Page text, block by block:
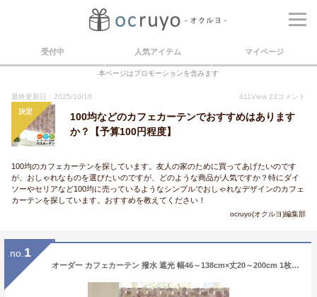
受付中 人気アイテム マイページ
本ページはプロモーションを含みます
最終更新日：2025/10/10 411View 23 コメント
決定
100均などのカフェカーテンでおすすめはあります
か？【予算100円程度】
100均のカフェカーテンを探しています。友人の家のために買ってあげたいのです
が、おしゃれなものを選びたいのですが、どのような商品が人気ですか？特にダイ
ソーやセリアなど100均に売っているようなシンプルでおしゃれなデザインのカフェ
カーテンを探しています。おすすめを教えてください！
ocruyo(オクルヨ)編集部
no. 1
オーダー カフェカーテン 撥水 遮光 幅46～138cm×丈20～200cm 1枚ポップデザイン バスカーテン 北欧 韓国インテリア モダン キッチン 台所 お風呂 脱衣場 洗面所 のれん 花柄 かすみカラー トイレ かわいい[odm]